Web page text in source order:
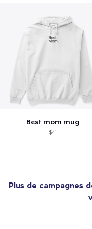
Best mom mug
$41
Plus de campagnes